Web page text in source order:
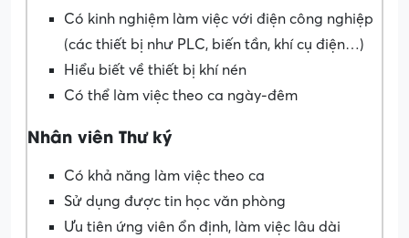
Có kinh nghiệm làm việc với điện công nghiệp
(các thiết bị như PLC, biến tần, khí cụ điện…)
Hiểu biết về thiết bị khí nén
Có thể làm việc theo ca ngày-đêm
Nhân viên Thư ký
Có khả năng làm việc theo ca
Sử dụng được tin học văn phòng
Ưu tiên ứng viên ổn định, làm việc lâu dài